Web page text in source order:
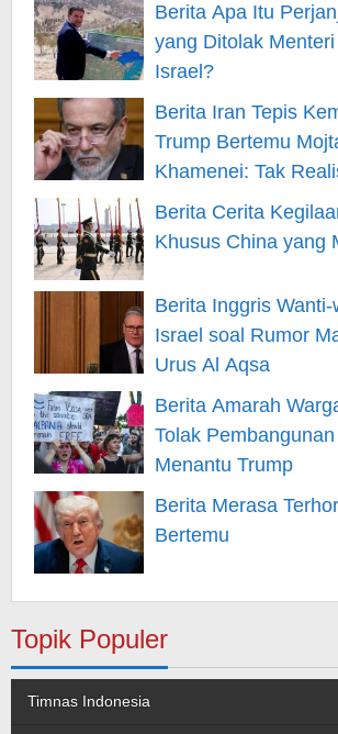
Berita Apa Itu
yang Ditolak
Israel?
Berita Iran Tepis
Trump Bertemu
Khamenei: Tak
Berita Cerita
Khusus China yang
Berita Inggris
Israel soal Rumor
Urus Al Aqsa
Berita Amarah
Tolak
Menantu Trump
Berita Merasa
Bertemu
Topik Populer
Timnas Indonesia